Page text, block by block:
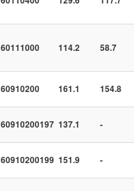
60111000 114.2 58.7
60910200 161.1 154.8
60910200197 137.1 -
60910200199 151.9 -